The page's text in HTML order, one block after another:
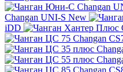
Changan
Changan UNI-S New
iDD
Changan